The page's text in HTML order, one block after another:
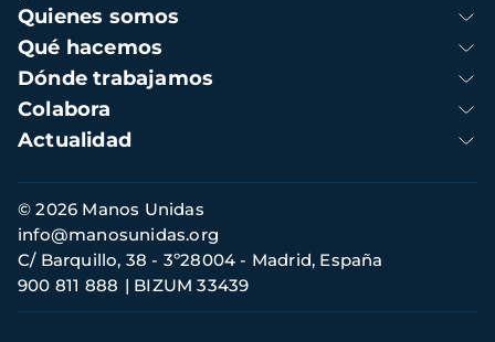
Navegación
principal
Quienes somos
Qué hacemos
Dónde trabajamos
Colabora
Actualidad
Información
de
contacto
© 2026 Manos Unidas
C/ Barquillo, 38 - 3º28004 - Madrid, España
900 811 888
BIZUM 33439
info@manosunidas.org